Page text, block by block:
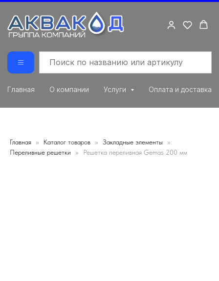
Главная О компании Услуги Оплата и доставка
Главная Каталог товаров
Закладные элементы
Переливные решетки
Решетка переливная Gemas 200 мм